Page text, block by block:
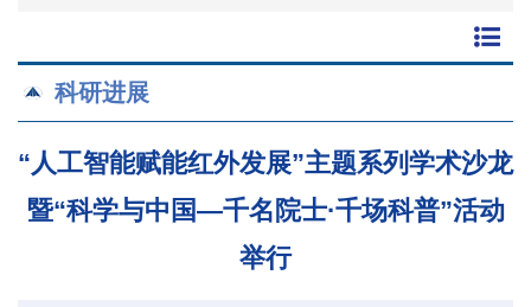
科研进展
“人工智能赋能红外发展”主题系列学术沙龙
暨“科学与中国—千名院士·千场科普”活动
举行